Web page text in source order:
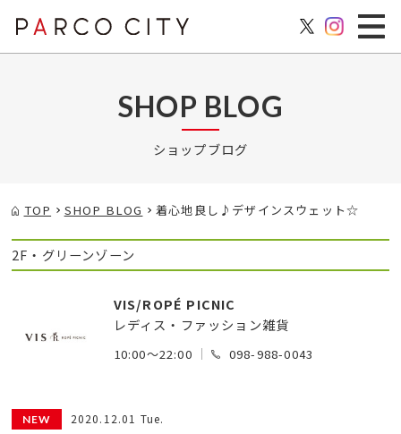
SHOP BLOG
ショップブログ
TOP SHOP BLOG 着心地良し♪デザインスウェット☆
2F・グリーンゾーン
VIS/ROPÉ PICNIC
レディス・ファッション雑貨
10:00～22:00 098-988-0043
2020.12.01 Tue.